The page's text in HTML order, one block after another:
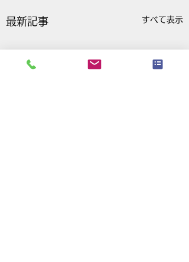
最新記事 すべて表示